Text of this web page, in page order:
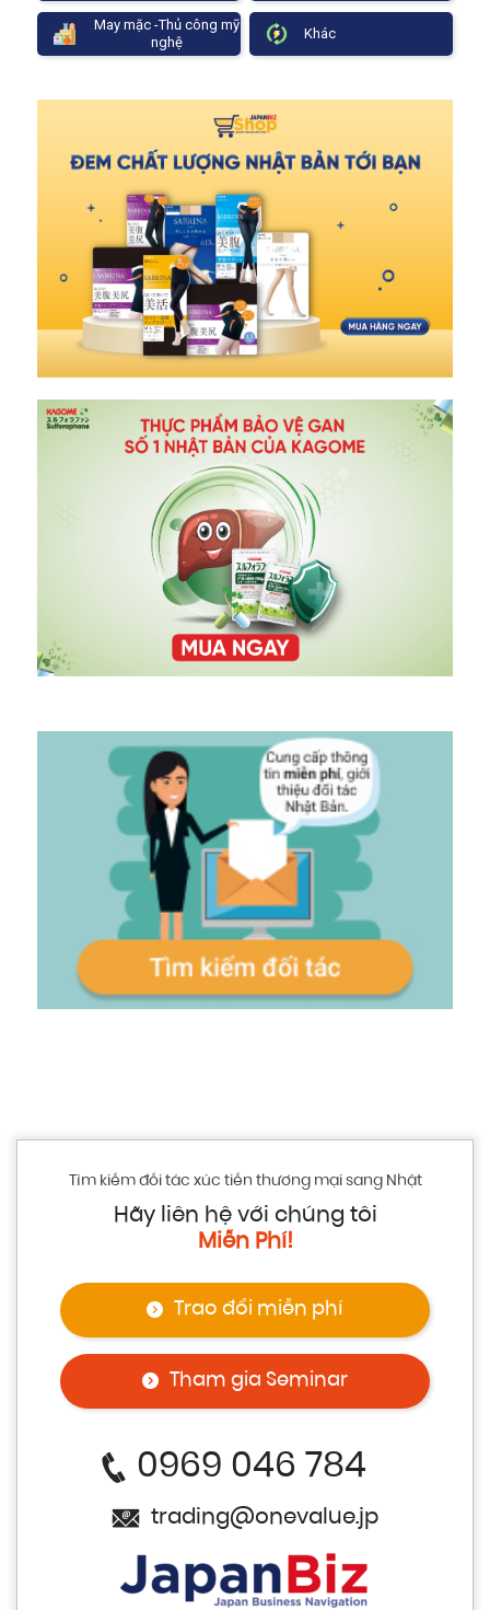
May mặc -Thủ công mỹ
nghệ
Khác
Tìm kiếm đối tác xúc tiến thương mại sang Nhật
Hãy liên hệ với chúng tôi
Miễn Phí!
Trao đổi miễn phí
Tham gia Seminar
0969 046 784
trading@onevalue.jp